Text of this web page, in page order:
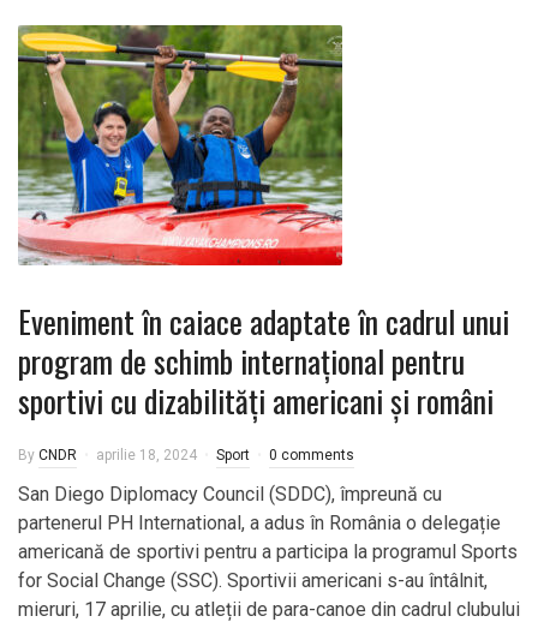
Eveniment în caiace adaptate în cadrul unui
program de schimb internațional pentru
sportivi cu dizabilități americani și români
By CNDR aprilie 18, 2024 Sport 0 comments
San Diego Diplomacy Council (SDDC), împreună cu
partenerul PH International, a adus în România o delegație
americană de sportivi pentru a participa la programul Sports
for Social Change (SSC). Sportivii americani s-au întâlnit,
mieruri, 17 aprilie, cu atleții de para-canoe din cadrul clubului